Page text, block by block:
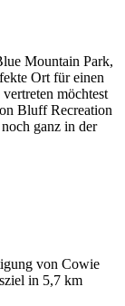
Mountain Park,
Ort für einen
möchtest
Bluff Recreation
ganz in der
von Cowie
in 5,7 km